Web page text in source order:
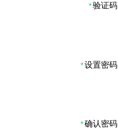
验证码
设置密码
确认密码